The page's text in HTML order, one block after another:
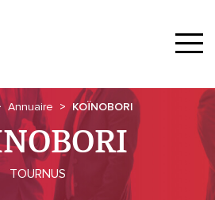
Annuaire KOÏNOBORI
TOURNUS